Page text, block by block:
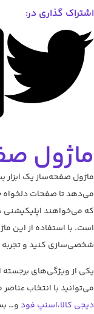
اشتراک گذاری در:
ماژول
ماژول صفحه‌ساز یک
می‌دهد تا صفحات دلخواه
که می‌خواهند اپلیکیشنی
است. با استفاده از این
شخصی‌سازی کنید و تجربه
یکی از ویژگی‌های برجسته
می‌توانید با انتخاب
دیجی کالا،اسنپ فودو…